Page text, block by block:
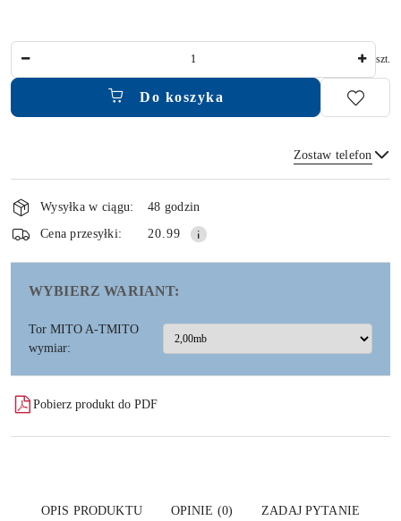
szt.
Do koszyka
Zostaw telefon
Wyślij
Dostępność
i
dostawa
Wysyłka w ciągu:
48 godzin
Cena przesyłki:
20.99
WYBIERZ WARIANT:
Tor MITO A-TMITO
wymiar:
Pobierz produkt do PDF
OPIS PRODUKTU OPINIE (0) ZADAJ PYTANIE